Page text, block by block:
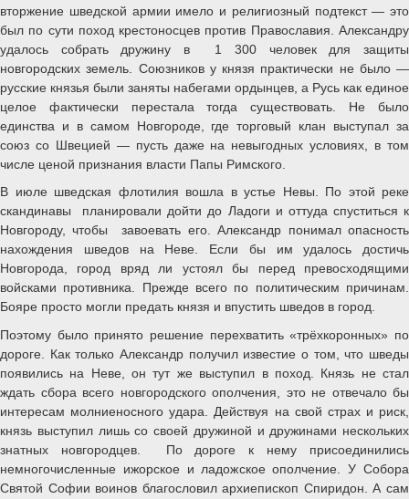
вторжение шведской армии имело и религиозный подтекст — это
был по сути поход крестоносцев против Православия. Александру
удалось собрать дружину в 1 300 человек для защиты
новгородских земель. Союзников у князя практически не было —
русские князья были заняты набегами ордынцев, а Русь как единое
целое фактически перестала тогда существовать. Не было
единства и в самом Новгороде, где торговый клан выступал за
союз со Швецией — пусть даже на невыгодных условиях, в том
числе ценой признания власти Папы Римского.
В июле шведская флотилия вошла в устье Невы. По этой реке
скандинавы планировали дойти до Ладоги и оттуда спуститься к
Новгороду, чтобы завоевать его. Александр понимал опасность
нахождения шведов на Неве. Если бы им удалось достичь
Новгорода, город вряд ли устоял бы перед превосходящими
войсками противника. Прежде всего по политическим причинам.
Бояре просто могли предать князя и впустить шведов в город.
Поэтому было принято решение перехватить «трёхкоронных» по
дороге. Как только Александр получил известие о том, что шведы
появились на Неве, он тут же выступил в поход. Князь не стал
ждать сбора всего новгородского ополчения, это не отвечало бы
интересам молниеносного удара. Действуя на свой страх и риск,
князь выступил лишь со своей дружиной и дружинами нескольких
знатных новгородцев. По дороге к нему присоединились
немногочисленные ижорское и ладожское ополчение. У Собора
Святой Софии воинов благословил архиепископ Спиридон. А сам